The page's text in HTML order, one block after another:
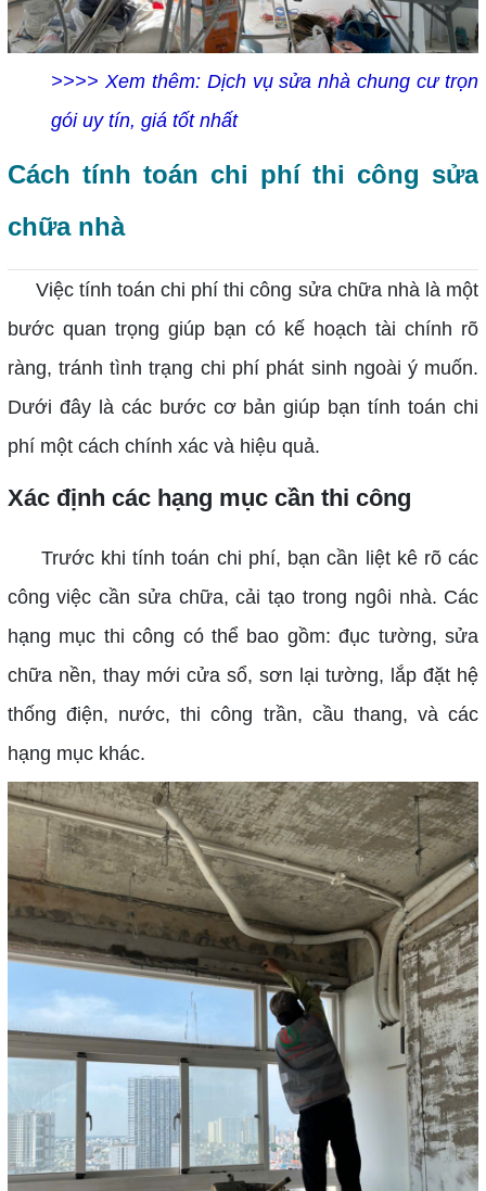
>>>> Xem thêm: Dịch vụ sửa nhà chung cư trọn
gói uy tín, giá tốt nhất
Cách tính toán chi phí thi công sửa
chữa nhà
Việc tính toán chi phí thi công sửa chữa nhà là một
bước quan trọng giúp bạn có kế hoạch tài chính rõ
ràng, tránh tình trạng chi phí phát sinh ngoài ý muốn.
Dưới đây là các bước cơ bản giúp bạn tính toán chi
phí một cách chính xác và hiệu quả.
Xác định các hạng mục cần thi công
Trước khi tính toán chi phí, bạn cần liệt kê rõ các
công việc cần sửa chữa, cải tạo trong ngôi nhà. Các
hạng mục thi công có thể bao gồm: đục tường, sửa
chữa nền, thay mới cửa sổ, sơn lại tường, lắp đặt hệ
thống điện, nước, thi công trần, cầu thang, và các
hạng mục khác.